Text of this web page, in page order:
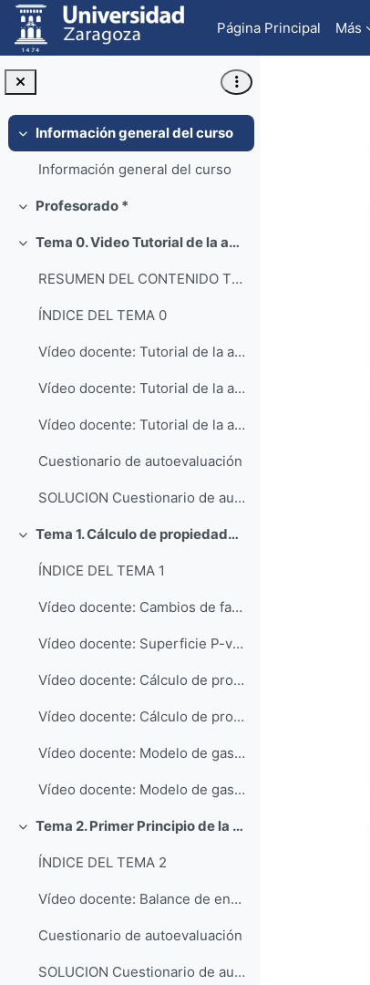
Salta al contenido principal
Página Principal
Más
Colapsar
Información general del curso
Información general del curso
Colapsar
Profesorado *
Colapsar Tema 0. Video Tutorial de la aplicación Engineering Equation Solver (EES)
RESUMEN DEL CONTENIDO TEMA 0
ÍNDICE DEL TEMA 0
Vídeo docente: Tutorial de la aplicación Engineering Equation Solver EES: Nivel Básico (Parte 1)
Vídeo docente: Tutorial de la aplicación Engineering Equation Solver EES: Nivel Básico (Parte 2)
Vídeo docente: Tutorial de la aplicación Engineering Equation Solver EES: Nivel Básico (Parte 3)
Cuestionario de autoevaluación
SOLUCION Cuestionario de autoevaluación
Colapsar Tema 1. Cálculo de propiedades de las sustancias puras
ÍNDICE DEL TEMA 1
Vídeo docente: Cambios de fase de una sustancia pura a presión constante
Vídeo docente: Superficie P-v-T de una sustancia pura
Vídeo docente: Cálculo de propiedades de una sustancia real mediante tablas
Vídeo docente: Cálculo de propiedades de líquido subenfriado
Vídeo docente: Modelo de gas ideal - ecuación térmica de estado
Vídeo docente: Modelo de gas ideal - cálculo de propiedades
Colapsar Tema 2. Primer Principio de la Termodinámica aplicado a sistemas cerrados
ÍNDICE DEL TEMA 2
Vídeo docente: Balance de energía en sistemas cerrados
Cuestionario de autoevaluación
SOLUCION Cuestionario de autoevaluación